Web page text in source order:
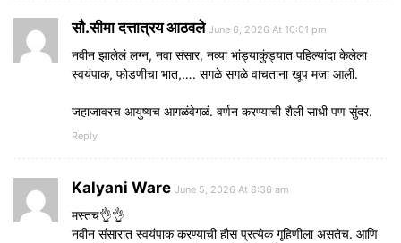
सौ.सीमा दत्तात्रय आठवले June 6, 2026 At 10:01 pm
नवीन झालेलं लग्न, नवा संसार, नव्या भांड्याकुंड्यात पहिल्यांदा केलेला
स्वयंपाक, फोडणीचा भात,…. सगळे सगळे वाचताना खूप मजा आली.
जहाजावरच आयुष्यच आगळंवेगळं. वर्णन करण्याची शैली साधी पण सुंदर.
Reply
Kalyani Ware June 5, 2026 At 8:36 am
मस्तच👌👌
नवीन संसारात स्वयंपाक करण्याची हौस प्रत्येक गृहिणीला असतेच. आणि